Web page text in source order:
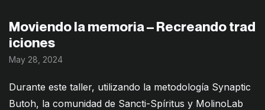
Moviendo la memoria – Recreando trad
iciones
May 28, 2024
Durante este taller, utilizando la metodología Synaptic
Butoh, la comunidad de Sancti-Spíritus y MolinoLab